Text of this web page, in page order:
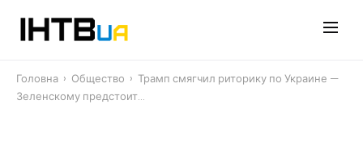
Головна › Общество › Трамп смягчил риторику по Украине —
Зеленскому предстоит…